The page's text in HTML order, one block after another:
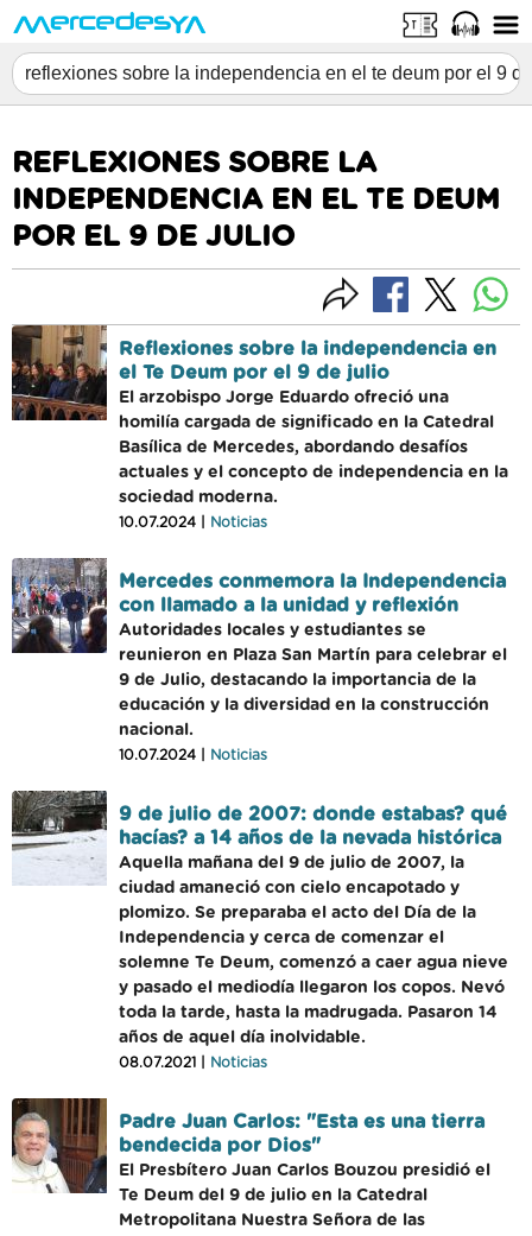
REFLEXIONES SOBRE LA
INDEPENDENCIA EN EL TE DEUM
POR EL 9 DE JULIO
Reflexiones sobre la independencia en
el Te Deum por el 9 de julio
El arzobispo Jorge Eduardo ofreció una
homilía cargada de significado en la Catedral
Basílica de Mercedes, abordando desafíos
actuales y el concepto de independencia en la
sociedad moderna.
10.07.2024 | Noticias
Mercedes conmemora la Independencia
con llamado a la unidad y reflexión
Autoridades locales y estudiantes se
reunieron en Plaza San Martín para celebrar el
9 de Julio, destacando la importancia de la
educación y la diversidad en la construcción
nacional.
10.07.2024 | Noticias
9 de julio de 2007: donde estabas? qué
hacías? a 14 años de la nevada histórica
Aquella mañana del 9 de julio de 2007, la
ciudad amaneció con cielo encapotado y
plomizo. Se preparaba el acto del Día de la
Independencia y cerca de comenzar el
solemne Te Deum, comenzó a caer agua nieve
y pasado el mediodía llegaron los copos. Nevó
toda la tarde, hasta la madrugada. Pasaron 14
años de aquel día inolvidable.
08.07.2021 | Noticias
Padre Juan Carlos: "Esta es una tierra
bendecida por Dios"
El Presbítero Juan Carlos Bouzou presidió el
Te Deum del 9 de julio en la Catedral
Metropolitana Nuestra Señora de las